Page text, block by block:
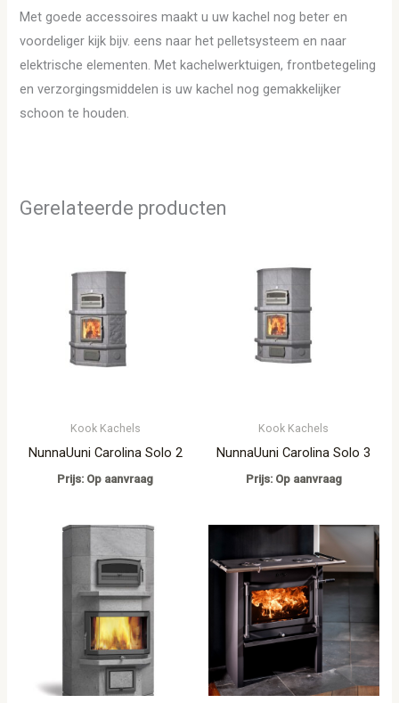
Met goede accessoires maakt u uw kachel nog beter en
voordeliger kijk bijv. eens naar het pelletsysteem en naar
elektrische elementen. Met kachelwerktuigen, frontbetegeling
en verzorgingsmiddelen is uw kachel nog gemakkelijker
schoon te houden.
Gerelateerde producten
Kook Kachels
NunnaUuni Carolina Solo 2
Prijs: Op aanvraag
Kook Kachels
NunnaUuni Carolina Solo 3
Prijs: Op aanvraag